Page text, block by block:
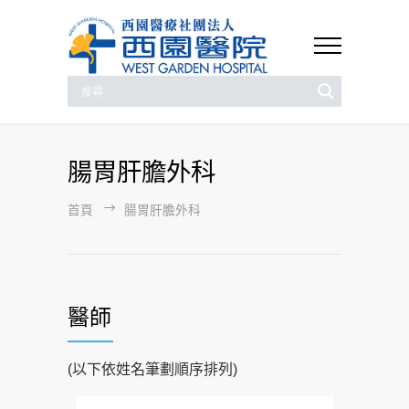
腸胃肝膽外科
首頁 腸胃肝膽外科
醫師
(以下依姓名筆劃順序排列)